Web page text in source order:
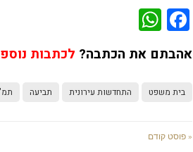
Facebook
אהבתם את הכתבה? לכתבות
בית משפט התחדשות עירונית תביעה
« פוסט קודם